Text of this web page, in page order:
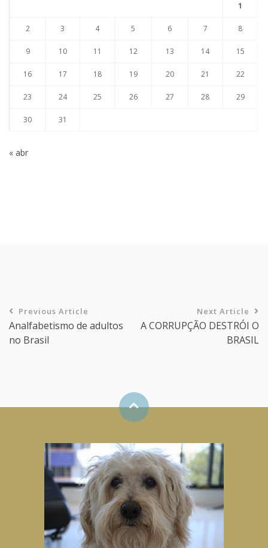
1
2 3 4 5 6 7 8
9 10 11 12 13 14 15
16 17 18 19 20 21 22
23 24 25 26 27 28 29
30 31
« abr
Previous Article
Analfabetismo de adultos
no Brasil
Next Article
A CORRUPÇÃO DESTRÓI O
BRASIL